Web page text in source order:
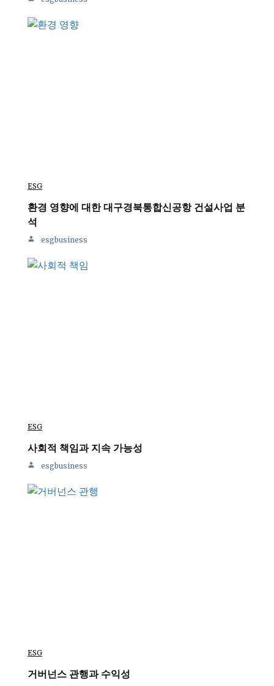
ESG
환경 영향에 대한 대구경북통합신공항 건설사업 분
석
esgbusiness
ESG
사회적 책임과 지속 가능성
esgbusiness
ESG
거버넌스 관행과 수익성